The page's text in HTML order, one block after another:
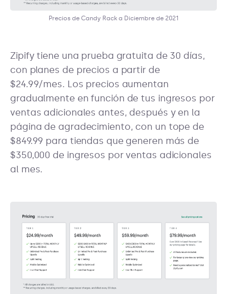
Precios de Candy Rack a Diciembre de 2021
Zipify tiene una prueba gratuita de 30 días,
con planes de precios a partir de
$24.99/mes. Los precios aumentan
gradualmente en función de tus ingresos por
ventas adicionales antes, después y en la
página de agradecimiento, con un tope de
$849.99 para tiendas que generen más de
$350,000 de ingresos por ventas adicionales
al mes.